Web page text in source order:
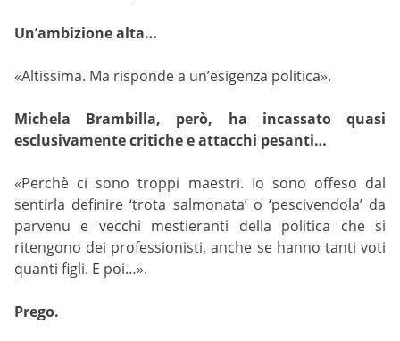
Un’ambizione alta…
«Altissima. Ma risponde a un’esigenza politica».
Michela Brambilla, però, ha incassato quasi
esclusivamente critiche e attacchi pesanti…
«Perchè ci sono troppi maestri. Io sono offeso dal
sentirla definire ‘trota salmonata’ o ‘pescivendola’ da
parvenu e vecchi mestieranti della politica che si
ritengono dei professionisti, anche se hanno tanti voti
quanti figli. E poi…».
Prego.